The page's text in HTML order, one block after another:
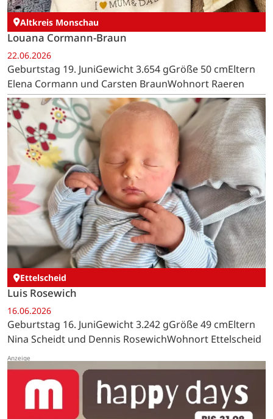
Altkreis Monschau
Louana Cormann-Braun
22.06.2026
Geburtstag 19. JuniGewicht 3.654 gGröße 50 cmEltern
Elena Cormann und Carsten BraunWohnort Raeren
Ettelscheid
Luis Rosewich
16.06.2026
Geburtstag 16. JuniGewicht 3.242 gGröße 49 cmEltern
Nina Scheidt und Dennis RosewichWohnort Ettelscheid